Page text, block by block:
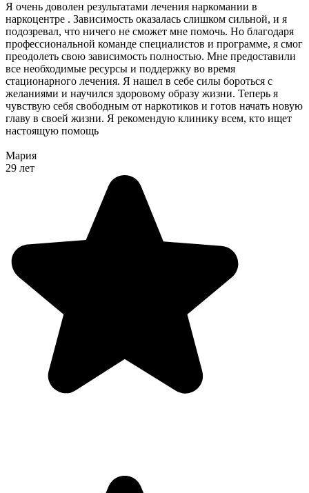
Я очень доволен результатами лечения наркомании в
наркоцентре . Зависимость оказалась слишком сильной, и я
подозревал, что ничего не сможет мне помочь. Но благодаря
профессиональной команде специалистов и программе, я смог
преодолеть свою зависимость полностью. Мне предоставили
все необходимые ресурсы и поддержку во время
стационарного лечения. Я нашел в себе силы бороться с
желаниями и научился здоровому образу жизни. Теперь я
чувствую себя свободным от наркотиков и готов начать новую
главу в своей жизни. Я рекомендую клинику всем, кто ищет
настоящую помощь
Мария
29 лет